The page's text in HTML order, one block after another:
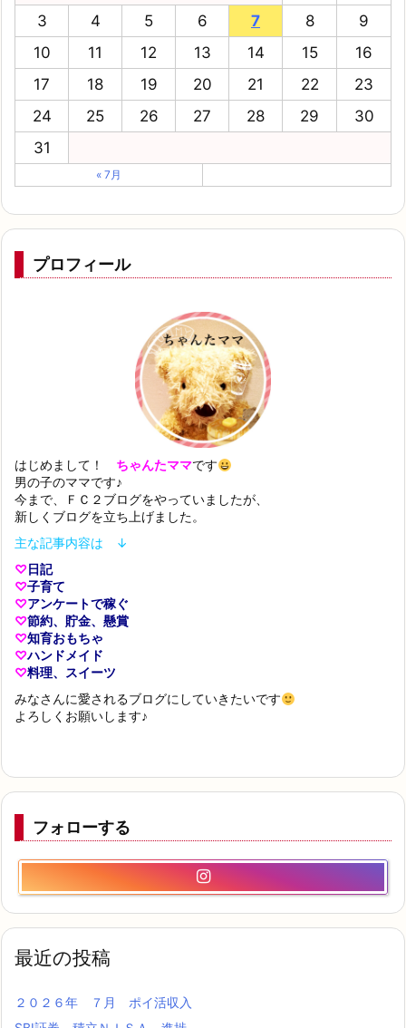
3
4 5 6 7 8
9
10
11 12 13 14 15
16
17
18 19 20 21 22
23
24
25 26 27 28 29
30
31
« 7月
プロフィール
はじめまして！ ちゃんたママです
男の子のママです♪
今まで、ＦＣ２ブログをやっていましたが、
新しくブログを立ち上げました。
主な記事内容は ↓
♡日記
♡子育て
♡アンケートで稼ぐ
♡節約、貯金、懸賞
♡知育おもちゃ
♡ハンドメイド
♡料理、スイーツ
みなさんに愛されるブログにしていきたいです
よろしくお願いします♪
フォローする
最近の投稿
２０２６年 ７月 ポイ活収入